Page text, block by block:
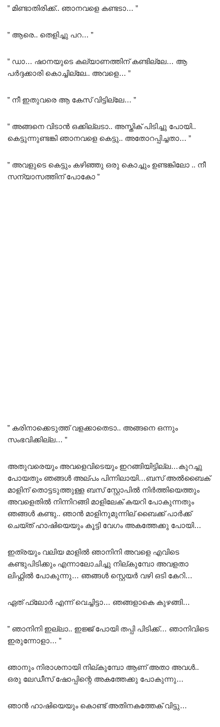
” മിണ്ടാതിരിക്ക്.. ഞാനവളെ കണ്ടടാ… ”
” ആരെ.. തെളിച്ചു പറ… ”
” ഡാ… ഷാനയുടെ കല്യാണത്തിന് കണ്ടില്ലേ… ആ
പർദ്ദക്കാരി കൊച്ചില്ലേ.. അവളെ… ”
” നീ ഇതുവരെ ആ കേസ് വിട്ടില്ലേ… ”
” അങ്ങനെ വിടാൻ ഒക്കില്ലടാ.. അസ്തിക് പിടിച്ചു പോയി..
കെട്ടുന്നുണ്ടങ്കി ഞാനവളെ കെട്ടു.. അതോറപ്പിച്ചതാ… ”
” അവളുടെ കെട്ടും കഴിഞ്ഞു ഒരു കൊച്ചും ഉണ്ടങ്കിലോ .. നീ
സന്യാസത്തിന് പോകോ ”
” കരിനാക്കെടുത്ത് വളക്കാതെടാ.. അങ്ങനെ ഒന്നും
സംഭവിക്കില്ല… ”
അതുവരെയും അവളെവിടെയും ഇറങ്ങിയിട്ടില്ല…കുറച്ചു
പോയതും ഞങ്ങൾ അല്പം പിന്നിലായി…ബസ് അൽബൈക്
മാളിന് തൊട്ടടുത്തുള്ള ബസ് സ്റ്റോപിൽ നിർത്തിയെത്തും
അവളെതിൽ നിന്നിറങ്ങി മാളിലേക് കയറി പോകുന്നതും
ഞങ്ങൾ കണ്ടു.. ഞാൻ മാളിനുമുന്നില് ബൈക്ക് പാർക്ക്
ചെയ്ത് ഹാഷിയെയും കൂട്ടി വേഗം അകത്തേക്കു പോയി…
ഇത്രയും വലിയ മാളിൽ ഞാനിനി അവളെ എവിടെ
കണ്ടുപിടിക്കും എന്നാലോചിച്ചു നില്കുമ്പോ അവളതാ
ലിഫ്റ്റിൽ പോകുന്നു… ഞങ്ങൾ സ്റ്റെയർ വഴി ഒടി കേറി…
ഏത് ഫ്ലോർ എന്ന് വെച്ചിട്ടാ… ഞങ്ങളാകെ കുഴങ്ങി…
” ഞാനിനി ഇല്ലാ.. ഇജ്ജ് പോയി തപ്പി പിടിക്ക്… ഞാനിവിടെ
ഇരുന്നോളാ… ”
ഞാനും നിരാശനായി നില്കുമ്പോ ആണ് അതാ അവൾ..
ഒരു ലേഡീസ് ഷോപ്പിന്റെ അകത്തേക്കു പോകുന്നു…
ഞാൻ ഹാഷിയെയും കൊണ്ട് അതിനകത്തേക് വിട്ടു…